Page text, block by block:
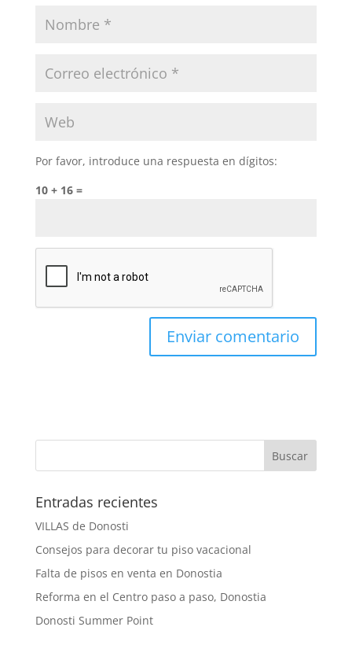
Por favor, introduce una respuesta en dígitos:
10 + 16 =
Entradas recientes
VILLAS de Donosti
Consejos para decorar tu piso vacacional
Falta de pisos en venta en Donostia
Reforma en el Centro paso a paso, Donostia
Donosti Summer Point